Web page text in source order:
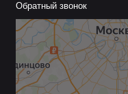
Обратный звонок